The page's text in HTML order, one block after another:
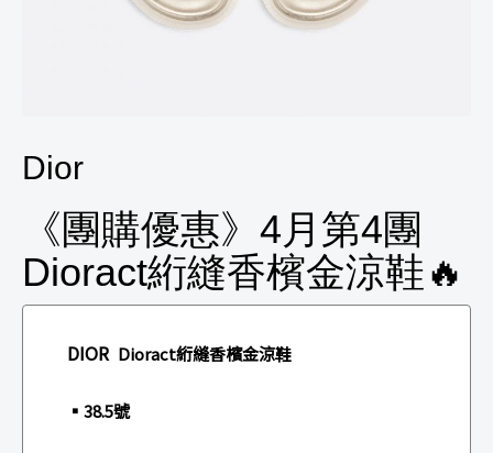
Dior
《團購優惠》4月第4團
Dioract絎縫香檳金涼鞋🔥
DIOR Dioract絎縫香檳金涼鞋
▪️38.5號